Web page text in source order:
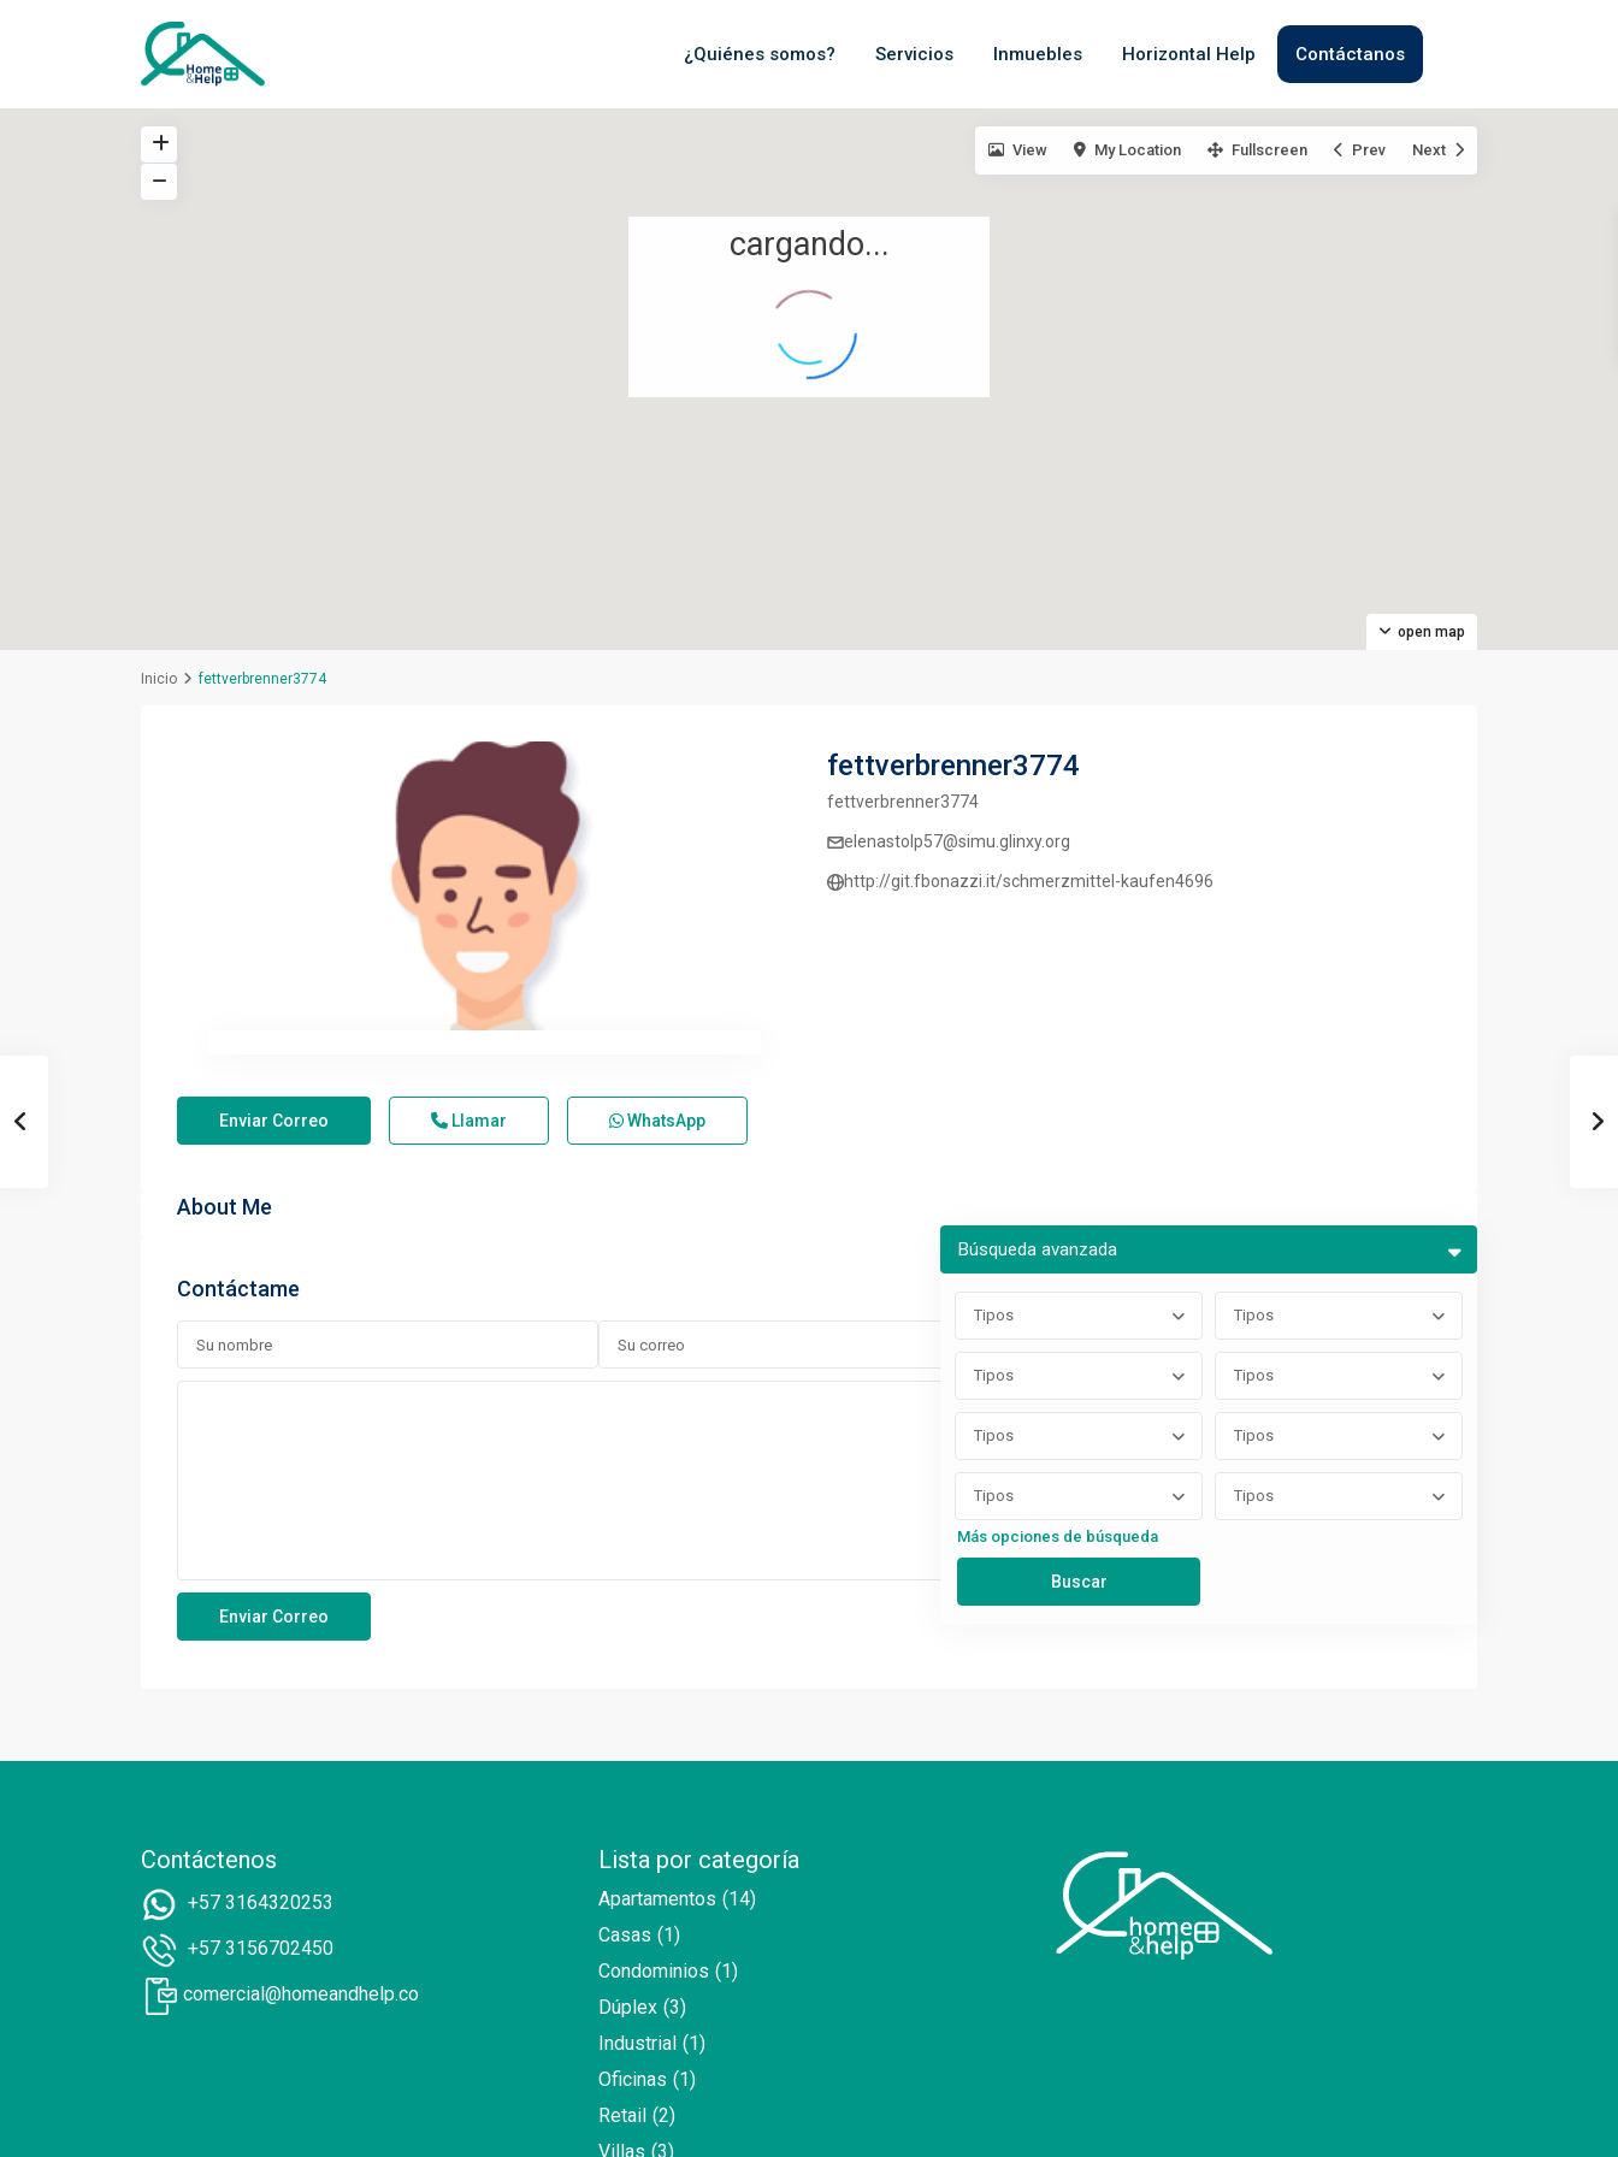
¿Quiénes somos? Servicios Inmuebles Horizontal Help Contáctanos
cargando...
open map
View My Location Fullscreen Prev Next
Búsqueda avanzada
Tipos Tipos
Tipos Tipos
Tipos Tipos
Tipos Tipos
Más opciones de búsqueda
Inicio fettverbrenner3774
fettverbrenner3774
fettverbrenner3774
elenastolp57@simu.glinxy.org
http://git.fbonazzi.it/schmerzmittel-kaufen4696
Enviar Correo Llamar WhatsApp
About Me
Contáctame
Contáctenos
+57 3164320253
+57 3156702450
comercial@homeandhelp.co
Lista por categoría
Apartamentos (14)
Casas (1)
Condominios (1)
Dúplex (3)
Industrial (1)
Oficinas (1)
Retail (2)
Villas (3)